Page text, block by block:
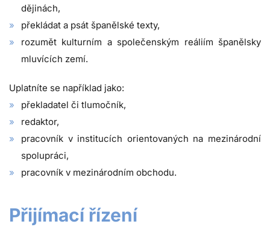
dějinách,
překládat a psát španělské texty,
rozumět kulturním a společenským reáliím španělsky
mluvících zemí.
Uplatníte se například jako:
překladatel či tlumočník,
redaktor,
pracovník v institucích orientovaných na mezinárodní
spolupráci,
pracovník v mezinárodním obchodu.
Přijímací řízení